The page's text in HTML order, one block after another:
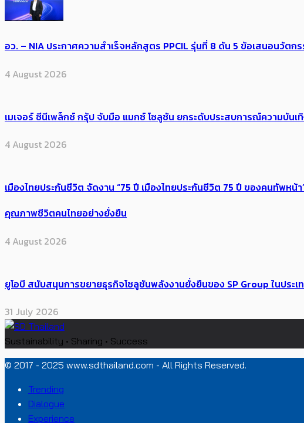
อว. – NIA ประกาศความสำเร็จหลักสูตร PPCIL รุ่นที่ 8 ดัน 5 ข้อเสนอนวัต
4 August 2026
เมเจอร์ ซีนีเพล็กซ์ กรุ้ป จับมือ แมกซ์ โซลูชัน ยกระดับประสบการณ์ความบัน
4 August 2026
เมืองไทยประกันชีวิต จัดงาน “75 ปี เมืองไทยประกันชีวิต 75 ปี ของคนทัพ
คุณภาพชีวิตคนไทยอย่างยั่งยืน
4 August 2026
ยูโอบี สนับสนุนการขยายธุรกิจโซลูชันพลังงานยั่งยืนของ SP Group ในประ
31 July 2026
Sustainability • Sharing • Success
© 2017 - 2025 www.sdthailand.com - All Rights Reserved.
Trending
Dialogue
Experience